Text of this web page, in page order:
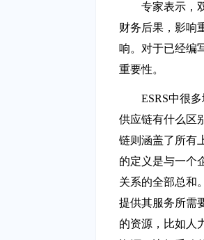
专家表示，
财务后果，影响
响。对于已经编
重要性。
ESRS中很
供应链有什么区
链则涵盖了所有
的定义是与一个
关系的全部总和
提供其服务所需
的资源，比如人